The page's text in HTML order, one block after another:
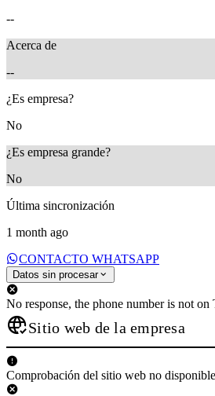
--
Acerca de
--
¿Es empresa?
No
¿Es empresa grande?
No
Última sincronización
1 month ago
CONTACTO WHATSAPP
Datos sin procesar
No response, the phone number is not
Sitio web de la empresa
Comprobación del sitio web no